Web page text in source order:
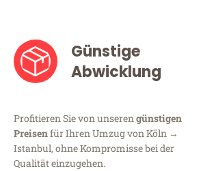
Günstige
Abwicklung
Profitieren Sie von unserengünstigen
Preisenfür Ihren Umzug von Köln →
Istanbul, ohne Kompromisse bei der
Qualität einzugehen.